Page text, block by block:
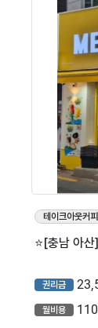
테이크아웃커피
권리금
월비용